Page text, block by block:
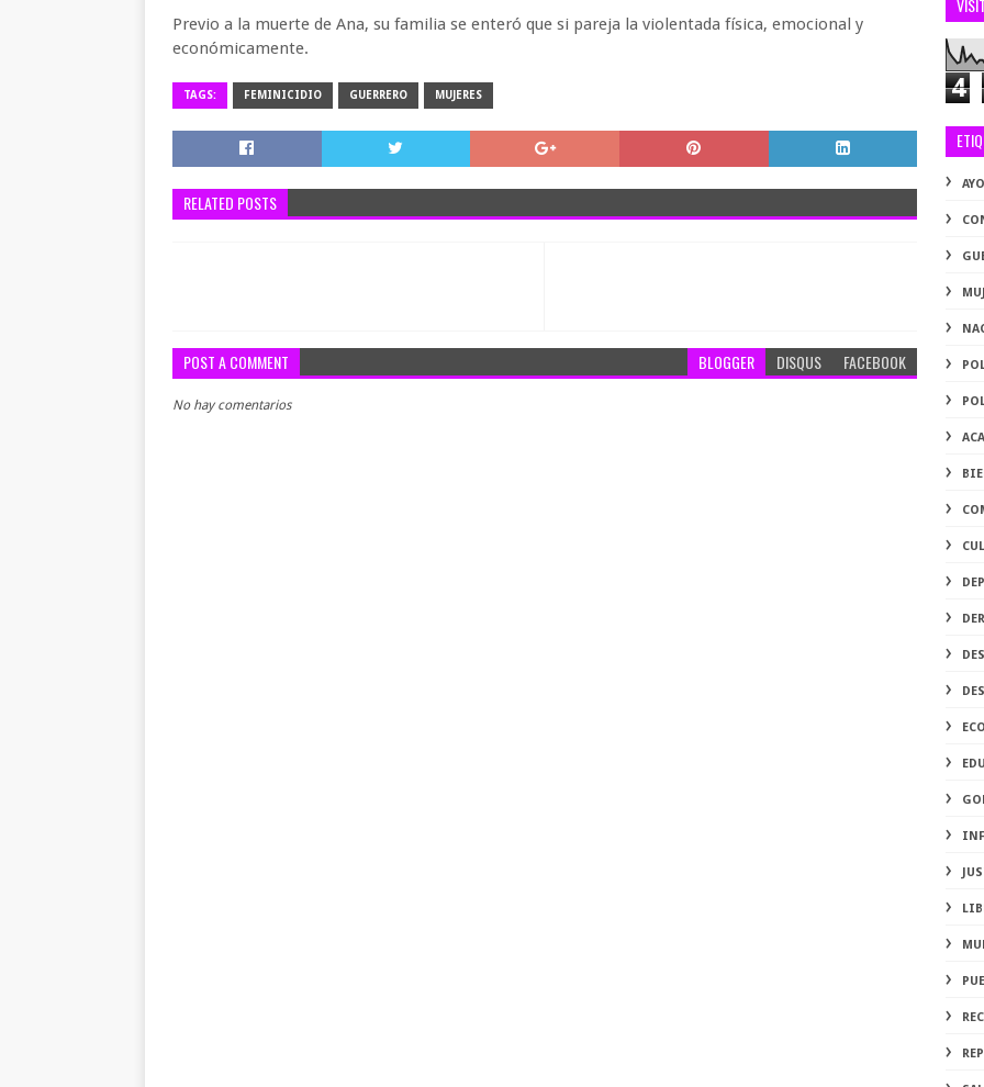
Previo a la muerte de Ana, su familia se enteró que si pareja la violentada física, emocional y
económicamente.
TAGS: FEMINICIDIO GUERRERO MUJERES
RELATED POSTS
POST A COMMENT BLOGGER DISQUS FACEBOOK
No hay comentarios
4